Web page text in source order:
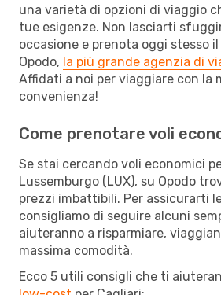
una varietà di opzioni di viaggio
tue esigenze. Non lasciarti
occasione e prenota oggi stesso
Opodo, la più grande agenzia di
Affidati a noi per viaggiare con la
convenienza!
Come prenotare voli
Se stai cercando voli economici
Lussemburgo (LUX), su Opodo
prezzi imbattibili. Per assicurarti
consigliamo di seguire alcuni
aiuteranno a risparmiare,
massima comodità.
Ecco 5 utili consigli che ti